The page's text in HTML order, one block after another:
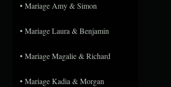
Mariage Amy & Simon
Mariage Laura & Benjamin
Mariage Magalie & Richard
Mariage Kadia & Morgan